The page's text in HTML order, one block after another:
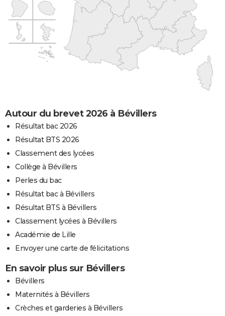
Autour du brevet 2026 à Bévillers
Résultat bac 2026
Résultat BTS 2026
Classement des lycées
Collège à Bévillers
Perles du bac
Résultat bac à Bévillers
Résultat BTS à Bévillers
Classement lycées à Bévillers
Académie de Lille
Envoyer une carte de félicitations
En savoir plus sur Bévillers
Bévillers
Maternités à Bévillers
Crèches et garderies à Bévillers